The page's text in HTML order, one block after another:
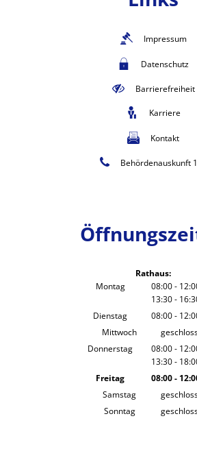
Impressum
Datenschutz
Barrierefreiheit
Karriere
Kontakt
Behördenauskunft
Rathaus:
Montag
08:00-
13:30-
Dienstag 08:00-
Mittwoch
Donnerstag
08:00-
13:30-
Freitag 08:00-
Samstag
Sonntag